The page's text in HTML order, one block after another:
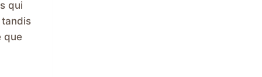
qui
tandis
que